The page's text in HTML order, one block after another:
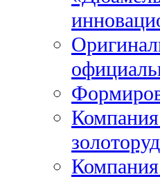
Компания